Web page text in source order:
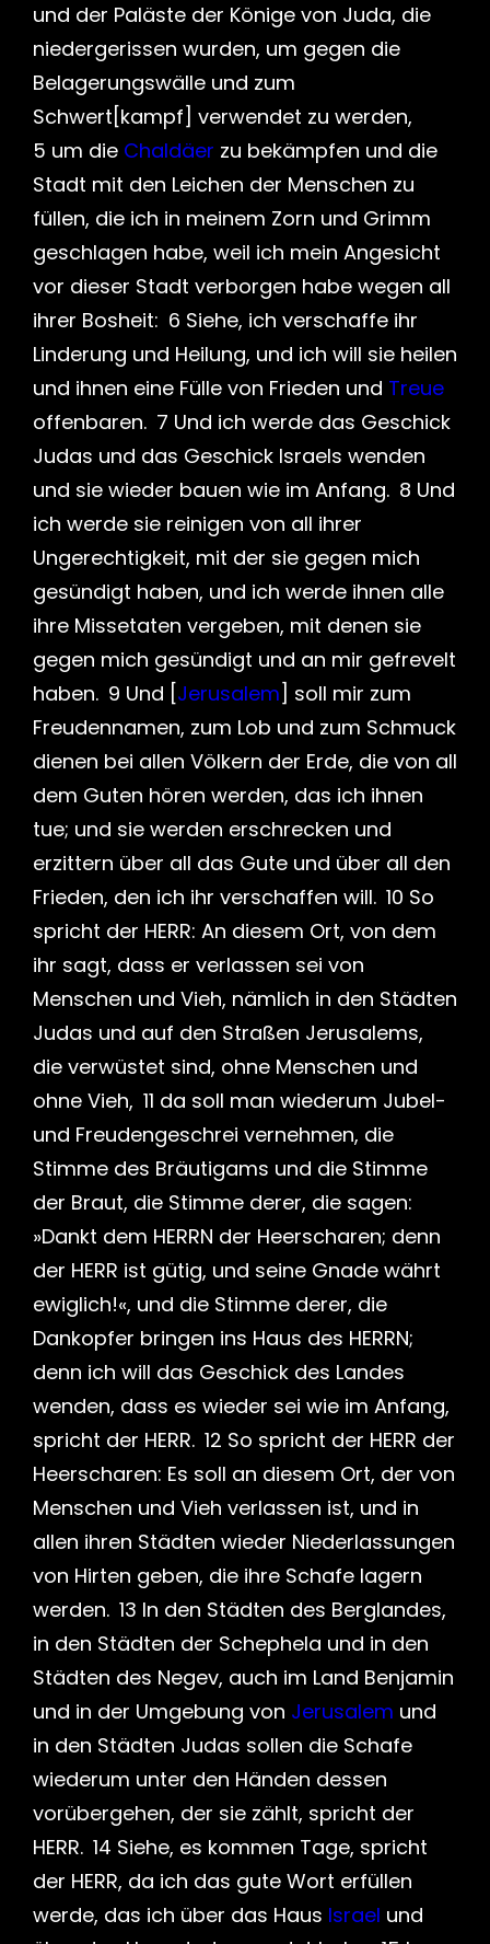
und der Paläste der Könige von Juda, die
niedergerissen wurden, um gegen die
Belagerungswälle und zum
Schwert[kampf] verwendet zu werden,
5 um die Chaldäer zu bekämpfen und die
Stadt mit den Leichen der Menschen zu
füllen, die ich in meinem Zorn und Grimm
geschlagen habe, weil ich mein Angesicht
vor dieser Stadt verborgen habe wegen all
ihrer Bosheit: 6 Siehe, ich verschaffe ihr
Linderung und Heilung, und ich will sie heilen
und ihnen eine Fülle von Frieden und Treue
offenbaren. 7 Und ich werde das Geschick
Judas und das Geschick Israels wenden
und sie wieder bauen wie im Anfang. 8 Und
ich werde sie reinigen von all ihrer
Ungerechtigkeit, mit der sie gegen mich
gesündigt haben, und ich werde ihnen alle
ihre Missetaten vergeben, mit denen sie
gegen mich gesündigt und an mir gefrevelt
haben. 9 Und [Jerusalem] soll mir zum
Freudennamen, zum Lob und zum Schmuck
dienen bei allen Völkern der Erde, die von all
dem Guten hören werden, das ich ihnen
tue; und sie werden erschrecken und
erzittern über all das Gute und über all den
Frieden, den ich ihr verschaffen will. 10 So
spricht der HERR: An diesem Ort, von dem
ihr sagt, dass er verlassen sei von
Menschen und Vieh, nämlich in den Städten
Judas und auf den Straßen Jerusalems,
die verwüstet sind, ohne Menschen und
ohne Vieh, 11 da soll man wiederum Jubel-
und Freudengeschrei vernehmen, die
Stimme des Bräutigams und die Stimme
der Braut, die Stimme derer, die sagen:
»Dankt dem HERRN der Heerscharen; denn
der HERR ist gütig, und seine Gnade währt
ewiglich!«, und die Stimme derer, die
Dankopfer bringen ins Haus des HERRN;
denn ich will das Geschick des Landes
wenden, dass es wieder sei wie im Anfang,
spricht der HERR. 12 So spricht der HERR der
Heerscharen: Es soll an diesem Ort, der von
Menschen und Vieh verlassen ist, und in
allen ihren Städten wieder Niederlassungen
von Hirten geben, die ihre Schafe lagern
werden. 13 In den Städten des Berglandes,
in den Städten der Schephela und in den
Städten des Negev, auch im Land Benjamin
und in der Umgebung von Jerusalem und
in den Städten Judas sollen die Schafe
wiederum unter den Händen dessen
vorübergehen, der sie zählt, spricht der
HERR. 14 Siehe, es kommen Tage, spricht
der HERR, da ich das gute Wort erfüllen
werde, das ich über das Haus Israel und